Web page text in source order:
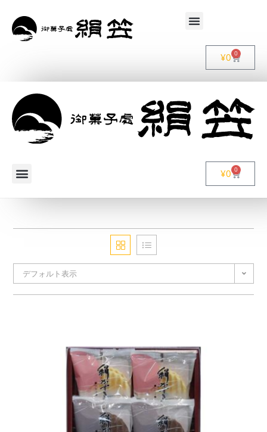
¥0 0
¥0 0
デフォルト表示